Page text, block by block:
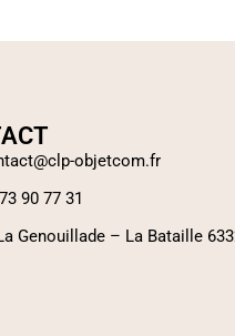
objetcom.fr
90 77 31
Genouillade – La Bataille